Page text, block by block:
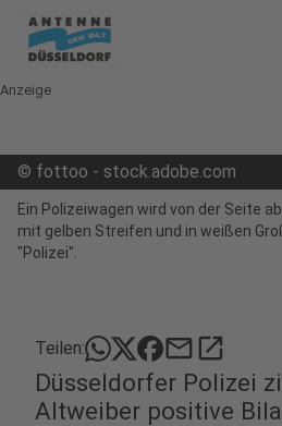
Anzeige
© fottoo - stock.adobe.com
Ein Polizeiwagen wird von der Seite
mit gelben Streifen und in weißen
"Polizei".
Teilen: mailopen_in_new
Düsseldorfer Polizei
Altweiber positive